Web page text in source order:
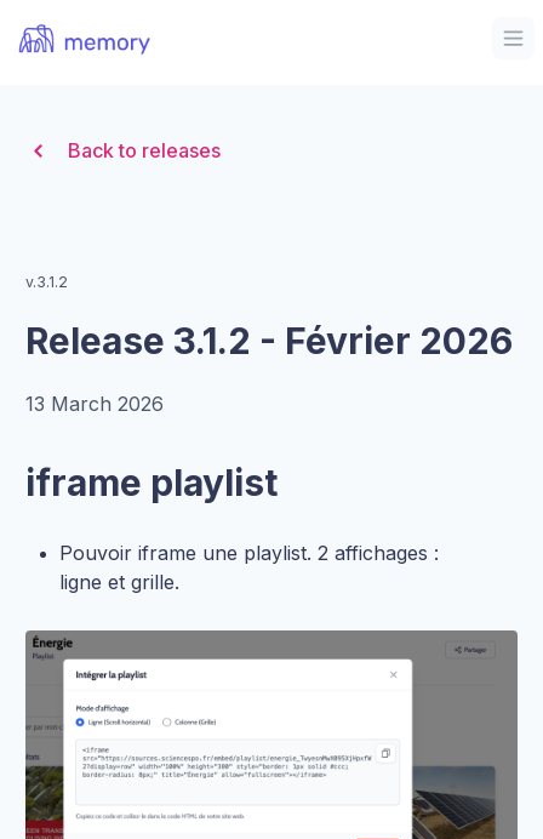
Organization Logo
Back to releases
v.3.1.2
Release 3.1.2 - Février 2026
13 March 2026
iframe playlist
Pouvoir iframe une playlist. 2 affichages :
ligne et grille.